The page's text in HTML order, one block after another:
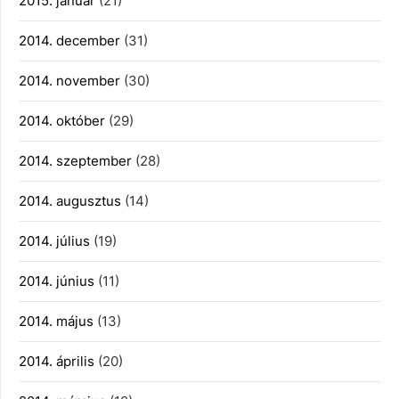
2014. december (31)
2014. november (30)
2014. október (29)
2014. szeptember (28)
2014. augusztus (14)
2014. július (19)
2014. június (11)
2014. május (13)
2014. április (20)